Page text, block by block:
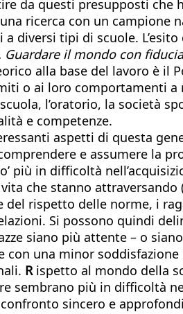
da questi presupposti che
ricerca con un
diversi tipi di scuole.
Guardare il mondo con
alla base del lavoro è
o ai loro comportamenti a
l’oratorio, la società
e competenze.
aspetti di questa
e assumere la
più in difficoltà
che stanno
rispetto delle norme, i
Si possono quindi
siano più attente – o
con una minor
Rispetto al mondo della
sembrano più in difficoltà
sincero e